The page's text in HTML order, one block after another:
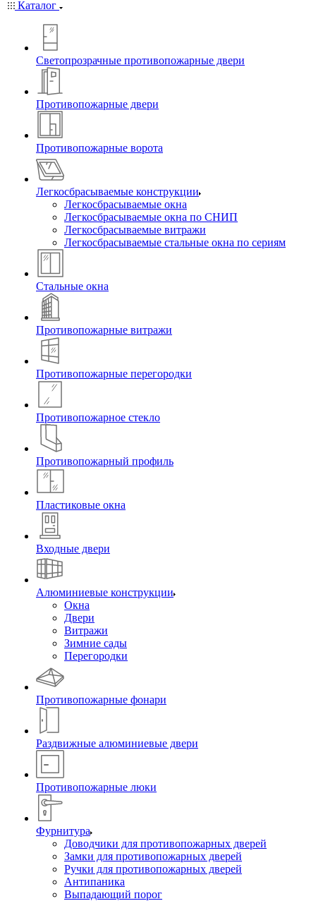
Каталог
Светопрозрачные противопожарные двери
Противопожарные двери
Противопожарные ворота
Легкосбрасываемые конструкции
Легкосбрасываемые окна
Легкосбрасываемые окна по СНИП
Легкосбрасываемые витражи
Легкосбрасываемые стальные окна по сериям
Стальные окна
Противопожарные витражи
Противопожарные перегородки
Противопожарное стекло
Противопожарный профиль
Пластиковые окна
Входные двери
Алюминиевые конструкции
Окна
Двери
Витражи
Зимние сады
Перегородки
Противопожарные фонари
Раздвижные алюминиевые двери
Противопожарные люки
Фурнитура
Доводчики для противопожарных дверей
Замки для противопожарных дверей
Ручки для противопожарных дверей
Антипаника
Выпадающий порог